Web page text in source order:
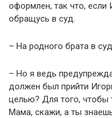
оформлен, так что, если
обращусь в суд.
– На родного брата в
– Но я ведь
должен был прийти
целью? Для того, чтобы
Мама, скажи, а ты